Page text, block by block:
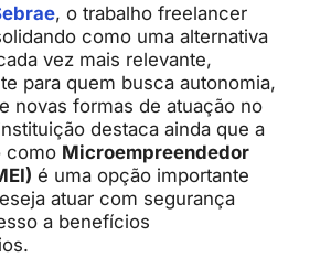
, o trabalho freelancer
como uma alternativa
vez mais relevante,
para quem busca autonomia,
novas formas de atuação no
destaca ainda que a
como Microempreendedor
é uma opção importante
atuar com segurança
a benefícios